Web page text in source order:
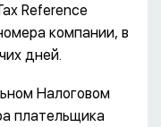
Reference
компании, в
дней.
Налоговом
плательщика